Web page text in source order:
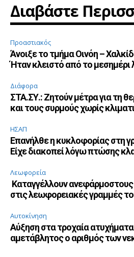
Διαβάστε
Προαστιακός
Άνοιξε το τμήμα Οινόη –
Ήταν κλειστό από το μεσημέρι
Διάφορα
ΣΤΑ.ΣΥ.: Ζητούν μέτρα για τη
και τους συρμούς χωρίς
ΗΣΑΠ
Επανήλθε η κυκλοφορίας στη
Είχε διακοπεί λόγω πτώσης
Λεωφορεία
Καταγγέλλουν
στις λεωφορειακές γραμμές
Αυτοκίνηση
Αύξηση στα τροχαία
αμετάβλητος ο αριθμός των